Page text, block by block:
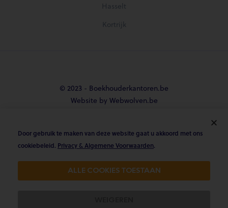
Hasselt
Kortrijk
© 2023 - Boekhouderkantoren.be
Website by Webwolven.be
  
Gemiddelde klantbeoordeling
4.8/5 op Trustpilot & 4.9/5 op google
Door gebruik te maken van deze website gaat u akkoord met ons
cookiebeleid. Privacy & Algemene Voorwaarden.
ALLE COOKIES TOESTAAN